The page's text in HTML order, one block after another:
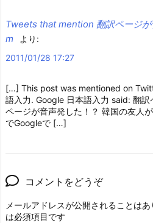
Tweets that mention 翻訳ページ
m
より:
2011/01/28 17:27
[…] This post was mentioned on
語入力. Google 日本語入力 said: 翻訳
ページが音声発した！？ 韓国の友人
でGoogleで […]
コメントをどうぞ
メールアドレスが公開されることはあ
は必須項目です